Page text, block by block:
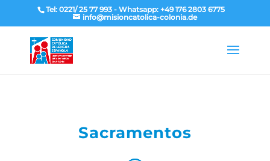
Tel: 0221/ 25 77 993 - Whatsapp: +49 176 2803 6775
info@misioncatolica-colonia.de
Sacramentos